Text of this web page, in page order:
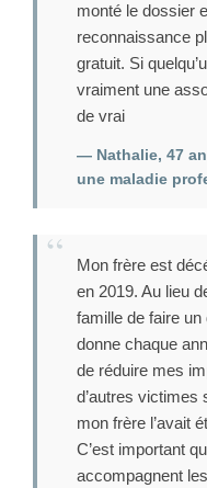
monté le dossier
reconnaissance
gratuit. Si
vraiment une
de vrai
— Nathalie, 47
une maladie
Mon frère est
en 2019. Au lieu
famille de faire un
donne chaque
de réduire mes
d’autres
mon frère l’avait
C’est important
accompagnent